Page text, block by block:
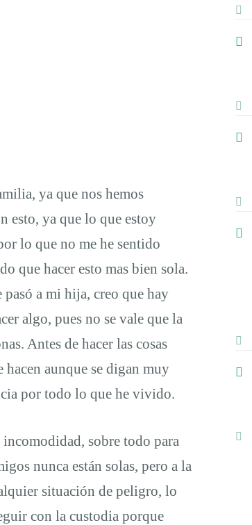
ya que nos hemos
esto, ya que lo que estoy
lo que no me he sentido
que hacer esto mas bien sola.
a mi hija, creo que hay
algo, pues no se vale que la
Antes de hacer las cosas
hacen aunque se digan muy
por todo lo que he vivido.
sobre todo para
nunca están solas, pero a la
situación de peligro, lo
con la custodia porque